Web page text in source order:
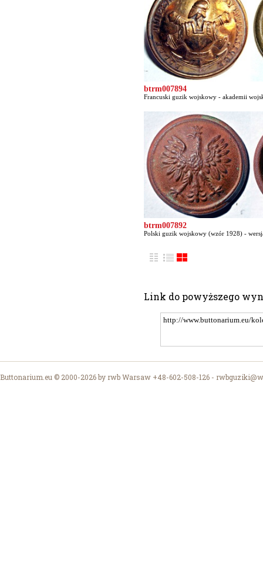
btrm007894
Francuski guzik wojskowy - akademii
btrm007892
Polski guzik wojskowy (wzór 1928) -
Link do powyższego
Buttonarium.eu © 2000-2026 by rwb Warsaw +48-602-508-126 -